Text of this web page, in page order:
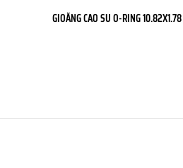
GIOĂNG CAO SU O-RING